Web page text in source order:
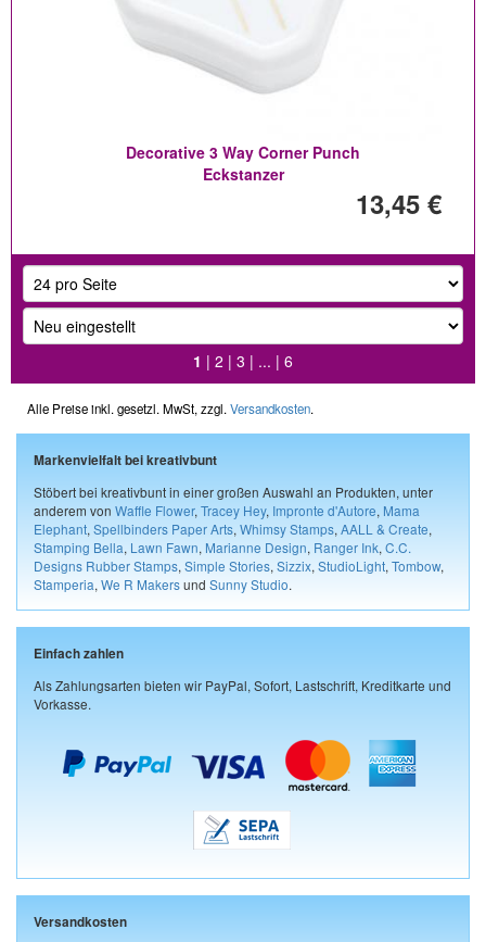
Decorative 3 Way Corner Punch
Eckstanzer
13,45 €
1 | 2 | 3 | ... | 6
Alle Preise inkl. gesetzl. MwSt, zzgl. Versandkosten.
Markenvielfalt bei kreativbunt
Stöbert bei kreativbunt in einer großen Auswahl an Produkten, unter
anderem von Waffle Flower, Tracey Hey, Impronte d'Autore, Mama
Elephant, Spellbinders Paper Arts, Whimsy Stamps, AALL & Create,
Stamping Bella, Lawn Fawn, Marianne Design, Ranger Ink, C.C.
Designs Rubber Stamps, Simple Stories, Sizzix, StudioLight, Tombow,
Stamperia, We R Makersund Sunny Studio.
Einfach zahlen
Als Zahlungsarten bieten wir PayPal, Sofort, Lastschrift, Kreditkarte und
Vorkasse.
Versandkosten